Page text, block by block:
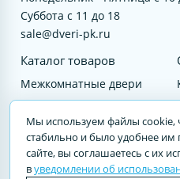
Суббота с 11 до 18
sale@dveri-pk.ru
Каталог товаров
Межкомнатные двери
Входные двери
Услуги
Мы используем файлы cookie,
стабильно и было удобнее им
сайте, вы соглашаетесь с их
вуведомлении об